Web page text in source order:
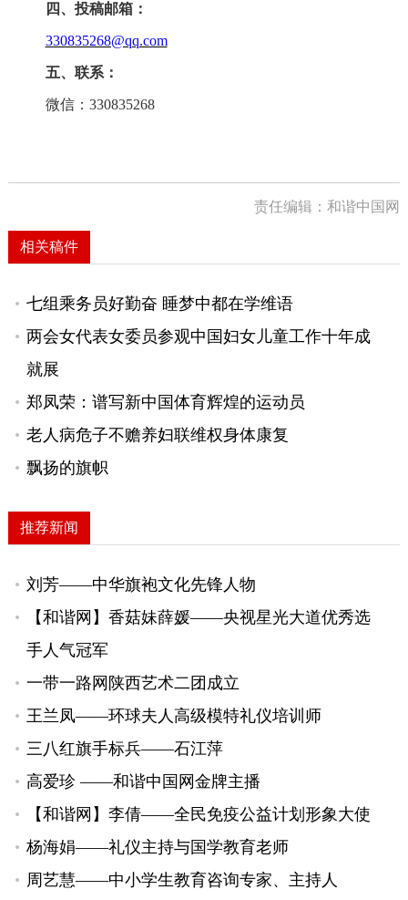
四、投稿邮箱：
330835268@qq.com
五、联系：
微信： 330835268
责任编辑：和谐中国网
相关稿件
七组乘务员好勤奋 睡梦中都在学维语
两会女代表女委员参观中国妇女儿童工作十年成
就展
郑凤荣：谱写新中国体育辉煌的运动员
老人病危子不赡养妇联维权身体康复
飘扬的旗帜
推荐新闻
刘芳——中华旗袍文化先锋人物
【和谐网】香菇妹薛媛——央视星光大道优秀选
手人气冠军
一带一路网陕西艺术二团成立
王兰凤——环球夫人高级模特礼仪培训师
三八红旗手标兵——石江萍
高爱珍 ——和谐中国网金牌主播
【和谐网】李倩——全民免疫公益计划形象大使
杨海娟——礼仪主持与国学教育老师
周艺慧——中小学生教育咨询专家、主持人